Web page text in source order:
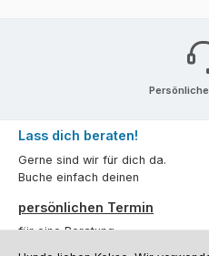
Lass dich beraten!
Gerne sind wir für dich da.
Buche einfach deinen
persönlichen Termin
für eine Beratung.